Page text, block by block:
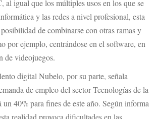
, al igual que los múltiples usos en los que se
y las redes a nivel profesional, esta
de combinarse con otras ramas y
por ejemplo, centrándose en el software, en
de videojuegos.
digital Nubelo, por su parte, señala
de empleo del sector Tecnologías de la
40% para fines de este año. Según informa
realidad provoca dificultades en las